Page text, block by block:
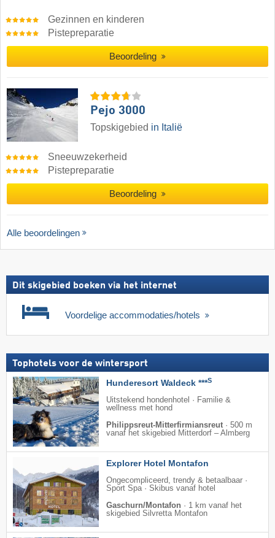
Gezinnen en kinderen
Pistepreparatie
Beoordeling
Pejo 3000
Topskigebied in Italië
Sneeuwzekerheid
Pistepreparatie
Beoordeling
Alle beoordelingen
Dit skigebied boeken via het internet
Voordelige accommodaties/hotels
Tophotels voor de wintersport
Hunderesort Waldeck ***S
Uitstekend hondenhotel · Familie &
wellness met hond
Philippsreut-Mitterfirmiansreut · 500 m
vanaf het skigebied Mitterdorf – Almberg
Explorer Hotel Montafon
Ongecompliceerd, trendy & betaalbaar ·
Sport Spa · Skibus vanaf hotel
Gaschurn/Montafon · 1 km vanaf het
skigebied Silvretta Montafon